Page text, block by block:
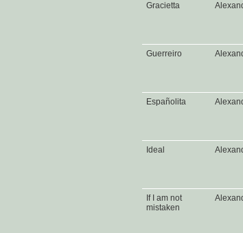
Gracietta
Guerreiro
Españolita
Ideal
If I am not
mistaken